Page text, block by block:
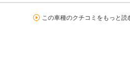
この車種のクチコミをもっと読